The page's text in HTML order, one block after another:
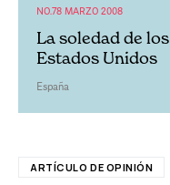
NO.78 MARZO 2008
La soledad de los
Estados Unidos
España
ARTÍCULO DE OPINIÓN